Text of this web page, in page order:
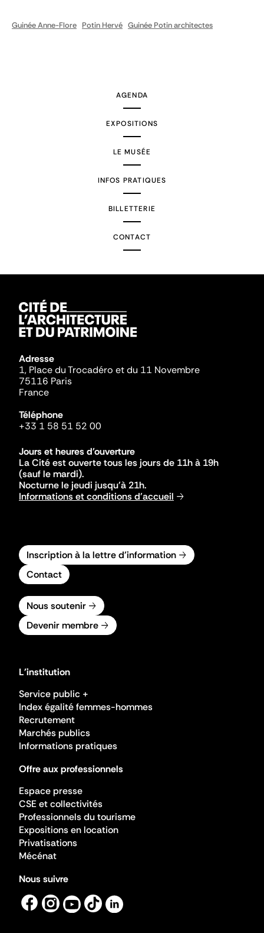
Guinée Anne-Flore Potin Hervé Guinée Potin architectes
AGENDA
EXPOSITIONS
LE MUSÉE
INFOS PRATIQUES
BILLETTERIE
CONTACT
Adresse
1, Place du Trocadéro et du 11 Novembre
75116 Paris
France
Téléphone
+33 1 58 51 52 00
Jours et heures d'ouverture
La Cité est ouverte tous les jours de 11h à 19h
(sauf le mardi).
Nocturne le jeudi jusqu'à 21h.
Informations et conditions d'accueil
Inscription à la lettre d'information
Contact
Nous soutenir
Devenir membre
L'institution
Service public +
Index égalité femmes-hommes
Recrutement
Marchés publics
Informations pratiques
Offre aux professionnels
Espace presse
CSE et collectivités
Professionnels du tourisme
Expositions en location
Privatisations
Mécénat
Nous suivre